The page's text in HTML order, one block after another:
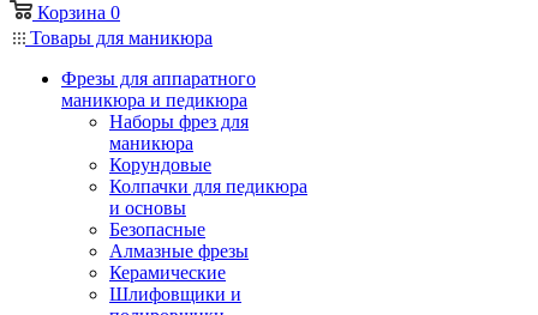
Корзина 0
Товары для маникюра
Фрезы для аппаратного
маникюра и педикюра
Наборы фрез для
маникюра
Корундовые
Колпачки для педикюра
и основы
Безопасные
Алмазные фрезы
Керамические
Шлифовщики и